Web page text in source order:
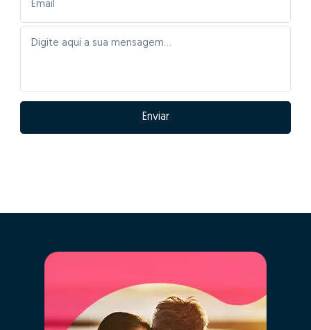
Enviar